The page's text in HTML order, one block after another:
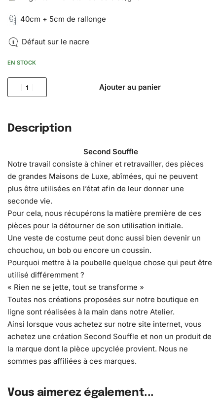
40cm + 5cm de rallonge
Défaut sur le nacre
EN STOCK
Ajouter au panier
Description
Second Souffle
Notre travail consiste à chiner et retravailler, des pièces
de grandes Maisons de Luxe, abîmées, qui ne peuvent
plus être utilisées en l’état afin de leur donner une
seconde vie.
Pour cela, nous récupérons la matière première de ces
pièces pour la détourner de son utilisation initiale.
Une veste de costume peut donc aussi bien devenir un
chouchou, un bob ou encore un coussin.
Pourquoi mettre à la poubelle quelque chose qui peut être
utilisé différemment ?
« Rien ne se jette, tout se transforme »
Toutes nos créations proposées sur notre boutique en
ligne sont réalisées à la main dans notre Atelier.
Ainsi lorsque vous achetez sur notre site internet, vous
achetez une création Second Souffle et non un produit de
la marque dont la pièce upcyclée provient. Nous ne
sommes pas affiliées à ces marques.
Vous aimerez également...